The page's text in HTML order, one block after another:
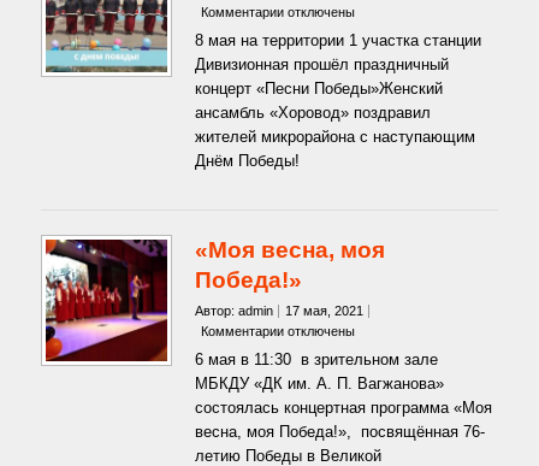
Комментариик
«Песни
Победы»
отключены
8 мая на территории 1 участка станции
Дивизионная прошёл праздничный
концерт «Песни Победы»Женский
ансамбль «Хоровод» поздравил
жителей микрорайона с наступающим
Днём Победы!
«Моя весна, моя
Победа!»
Автор: admin
17 мая, 2021
Комментариик
записи
весна,
моя
Победа!»
отключены
6 мая в 11:30 в зрительном зале
МБКДУ «ДК им. А. П. Вагжанова»
состоялась концертная программа «Моя
весна, моя Победа!», посвящённая 76-
летию Победы в Великой